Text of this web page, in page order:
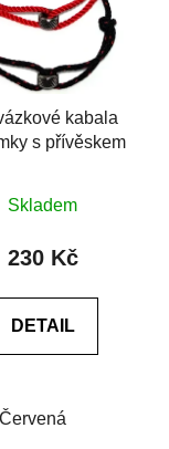
Růžová
kabala
s přívěskem
Skladem
230 Kč
DETAIL
Červená